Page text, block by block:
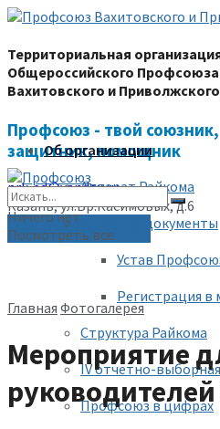
Территориальная
Общероссийского
Вахитовского и
Профсоюз - твой союзник,
защитник, помощник
prk-ed@yandex.ru
Казань, ул.Бр.Касимовых, д.6
(843) 228-68-80
Об организации
Аппарат Райкома
Уставные документы
Устав
Регистрация в
Структура Райкома
IV отчетно-
Профсоюз в цифрах
Ничего нет
Посмотреть все
Главная Фотогалерея
Мероприятие